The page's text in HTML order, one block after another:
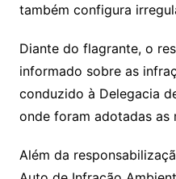
também configura
Diante do flagrante, o
informado sobre as
conduzido à Delegacia
onde foram adotadas as
Além da